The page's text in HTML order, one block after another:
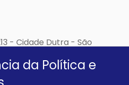
- Cidade Dutra - São
na
da Política e